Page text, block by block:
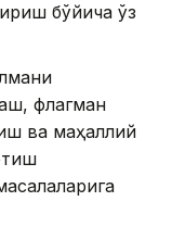
бўйича ўз
флагман
ва маҳаллий